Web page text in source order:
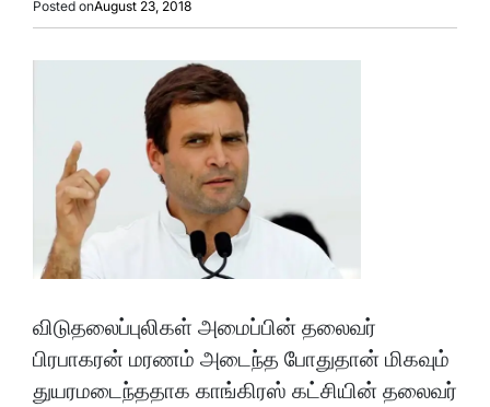
Posted onAugust 23, 2018
விடுதலைப்புலிகள் அமைப்பின் தலைவர்
பிரபாகரன் மரணம் அடைந்த போதுதான் மிகவும்
துயரமடைந்ததாக காங்கிரஸ் கட்சியின் தலைவர்